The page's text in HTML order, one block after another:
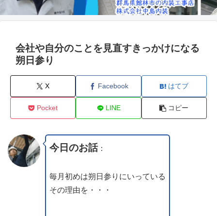
会社や自分のことを見直すきっかけになる
朔日参り
X Facebook はてブ
Pocket LINE コピー
今日のお話：
毎月初めは朔日参りにいっている
その理由を・・・